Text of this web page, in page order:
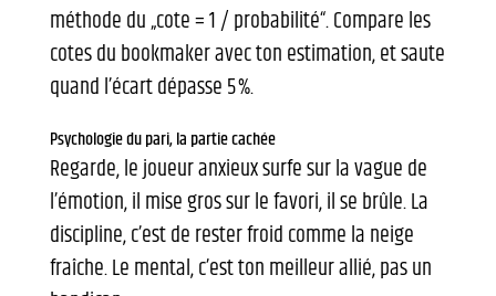
méthode du „cote = 1 / probabilité“. Compare les
cotes du bookmaker avec ton estimation, et saute
quand l’écart dépasse 5 %.
Psychologie du pari, la partie cachée
Regarde, le joueur anxieux surfe sur la vague de
l’émotion, il mise gros sur le favori, il se brûle. La
discipline, c’est de rester froid comme la neige
fraîche. Le mental, c’est ton meilleur allié, pas un